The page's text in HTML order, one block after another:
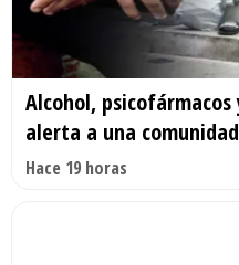
Alcohol,
alerta a una
Hace 19 horas